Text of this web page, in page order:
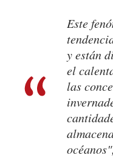
Este
y están
el
las